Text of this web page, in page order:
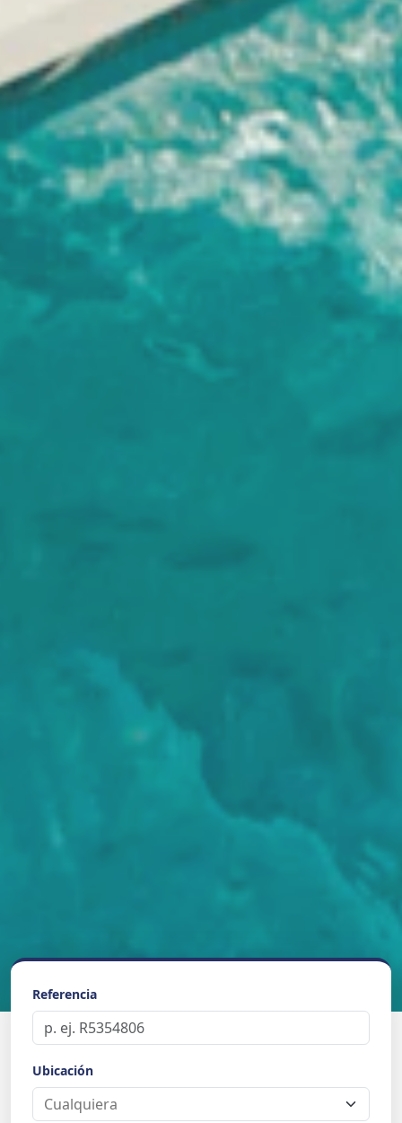
Referencia
Ubicación